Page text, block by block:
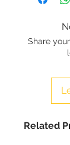
Share
Related